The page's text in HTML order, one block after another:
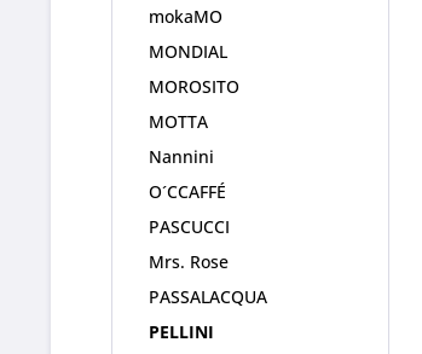
mokaMO
MONDIAL
MOROSITO
MOTTA
Nannini
O´CCAFFÉ
PASCUCCI
Mrs. Rose
PASSALACQUA
PELLINI